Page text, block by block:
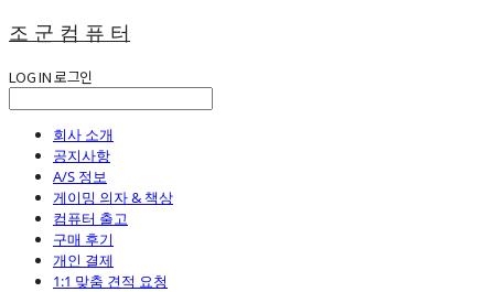
조 군 컴 퓨 터
LOG IN로그인
회사 소개
공지사항
A/S 정보
게이밍 의자 & 책상
컴퓨터 출고
구매 후기
개인 결제
1:1 맞춤 견적 요청